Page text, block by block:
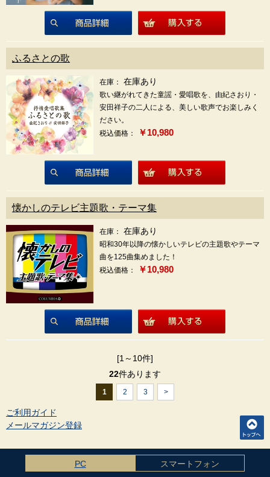
商品詳細
ふるさとの歌
在庫： 在庫あり
歌い継がれてきた童謡・愛唱歌を、由紀さおり・
安田祥子の二人による、美しい歌声でお楽しみく
ださい。
税込価格：
￥10,980
商品詳細
懐かしのテレビ主題歌・テーマ集
在庫： 在庫あり
昭和30年以降の懐かしいテレビの主題歌やテーマ
曲を125曲集めました！
税込価格：
￥10,980
商品詳細
[1～10件]
22件あります
1 2 3 >
スマートフォン
PC
ご利用ガイド
メールマガジン登録